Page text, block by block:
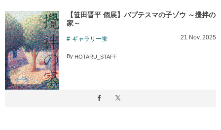
【笹田晋平 個展】バプテスマの子ゾウ ～攪拌の
家～
ギャラリー蛍 21 Nov, 2025
By HOTARU_STAFF